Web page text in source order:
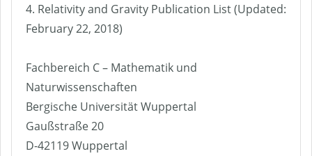
4. Relativity and Gravity Publication List (Updated:
February 22, 2018)
Fachbereich C – Mathematik und
Naturwissenschaften
Bergische Universität Wuppertal
Gaußstraße 20
D-42119 Wuppertal